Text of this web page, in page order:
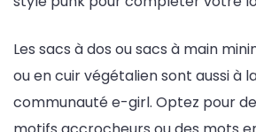
Les sacs à dos ou sacs à main
ou en cuir végétalien sont aussi à
communauté e-girl. Optez pour